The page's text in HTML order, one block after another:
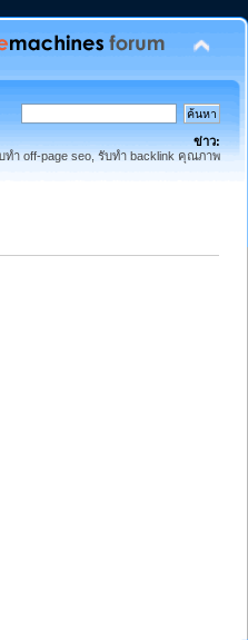
ข่าว:
ทำ off-page seo, รับทำ backlink คุณภาพ